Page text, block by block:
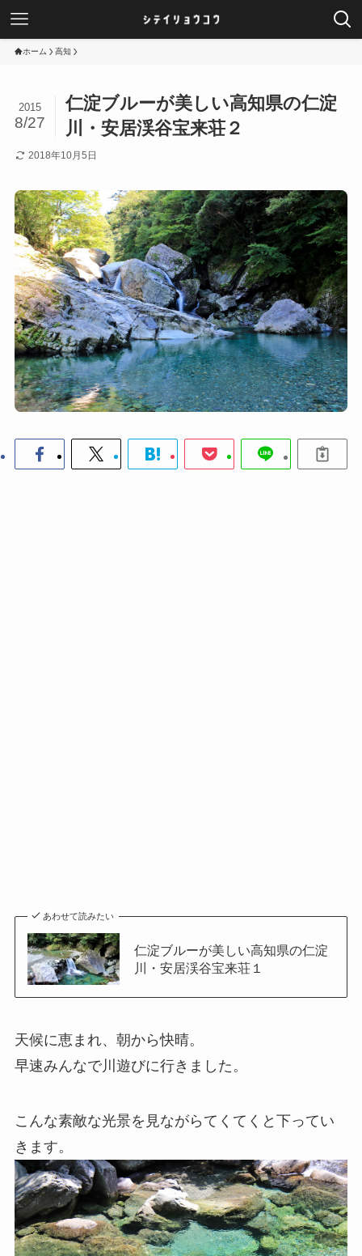
ホーム 高知
仁淀ブルーが美しい高知県の仁淀
川・安居渓谷宝来荘２
2015
8/27
2018年10月5日
あわせて読みたい
仁淀ブルーが美しい高知県の仁淀
川・安居渓谷宝来荘１
天候に恵まれ、朝から快晴。
早速みんなで川遊びに行きました。
こんな素敵な光景を見ながらてくてくと下ってい
きます。